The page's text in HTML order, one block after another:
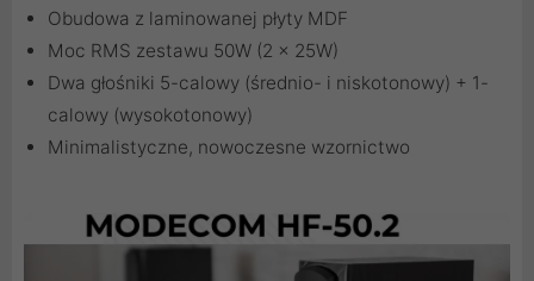
Obudowa z laminowanej płyty MDF
Moc RMS zestawu 50W (2 x 25W)
Dwa głośniki 5-calowy (średnio- i niskotonowy) + 1-
calowy (wysokotonowy)
Minimalistyczne, nowoczesne wzornictwo